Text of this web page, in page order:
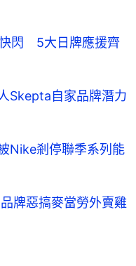
快閃 5大日牌應援齊
Skepta自家品牌潛力
Nike剎停聯季系列能
牌惡搞麥當勞外賣雞